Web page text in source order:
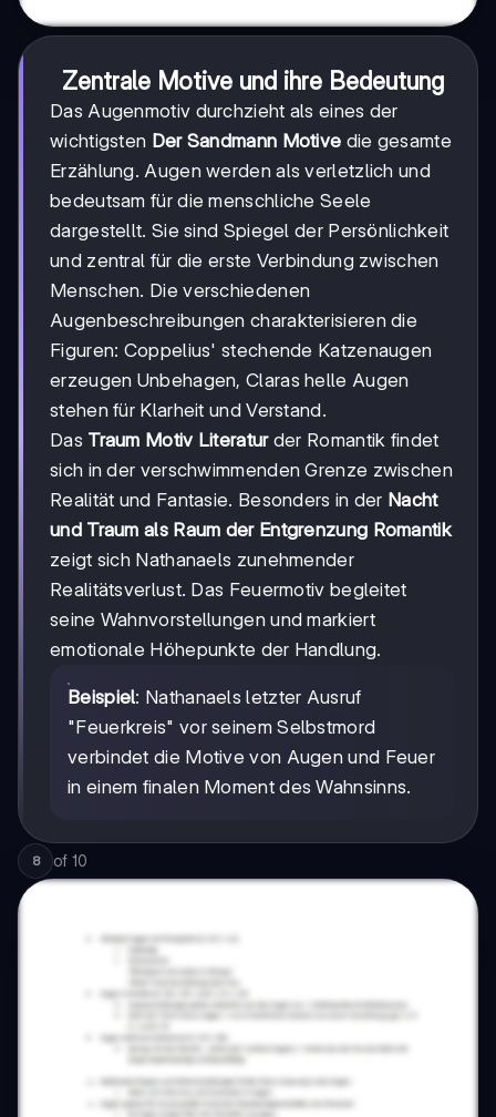
Zentrale Motive und ihre Bedeutung
Das Augenmotiv durchzieht als eines der
wichtigsten Der Sandmann Motive die gesamte
Erzählung. Augen werden als verletzlich und
bedeutsam für die menschliche Seele
dargestellt. Sie sind Spiegel der Persönlichkeit
und zentral für die erste Verbindung zwischen
Menschen. Die verschiedenen
Augenbeschreibungen charakterisieren die
Figuren: Coppelius' stechende Katzenaugen
erzeugen Unbehagen, Claras helle Augen
stehen für Klarheit und Verstand.
Das Traum Motiv Literaturder Romantik findet
sich in der verschwimmenden Grenze zwischen
Realität und Fantasie. Besonders in der Nacht
und Traum als Raum der Entgrenzung Romantik
zeigt sich Nathanaels zunehmender
Realitätsverlust. Das Feuermotiv begleitet
seine Wahnvorstellungen und markiert
emotionale Höhepunkte der Handlung.
Beispiel: Nathanaels letzter Ausruf
"Feuerkreis" vor seinem Selbstmord
verbindet die Motive von Augen und Feuer
in einem finalen Moment des Wahnsinns.
8 of 10